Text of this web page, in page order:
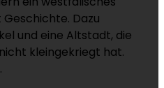
Dazu
und eine Altstadt, die
kleingekriegt hat.